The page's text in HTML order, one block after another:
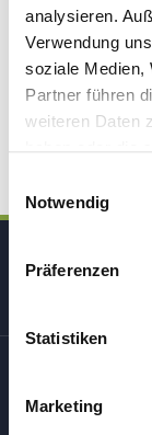
analysieren.
Verwendung
soziale Medien,
Partner führen
weiteren Daten
Notwendig
Präferenzen
Statistiken
Marketing
Es tut uns
Probleme.
Zur